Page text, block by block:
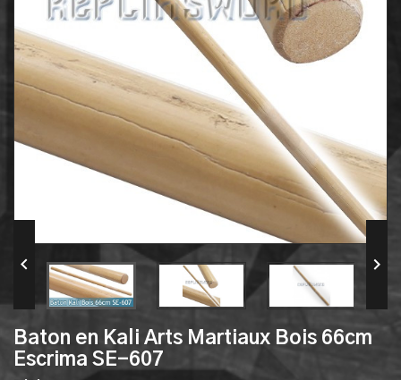
 
Baton en Kali Arts Martiaux Bois 66cm
Escrima SE-607